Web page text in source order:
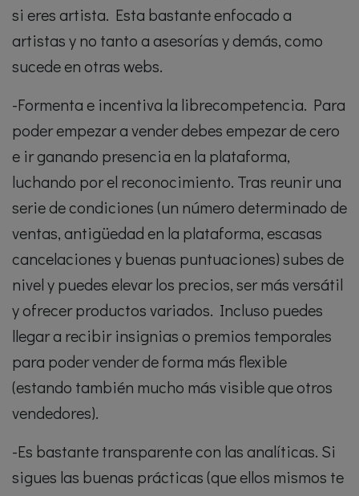
si eres artista. Esta bastante enfocado a
artistas y no tanto a asesorías y demás, como
sucede en otras webs.
-Formenta e incentiva la librecompetencia. Para
poder empezar a vender debes empezar de cero
e ir ganando presencia en la plataforma,
luchando por el reconocimiento. Tras reunir una
serie de condiciones (un número determinado de
ventas, antigüedad en la plataforma, escasas
cancelaciones y buenas puntuaciones) subes de
nivel y puedes elevar los precios, ser más versátil
y ofrecer productos variados. Incluso puedes
llegar a recibir insignias o premios temporales
para poder vender de forma más flexible
(estando también mucho más visible que otros
vendedores).
-Es bastante transparente con las analíticas. Si
sigues las buenas prácticas (que ellos mismos te